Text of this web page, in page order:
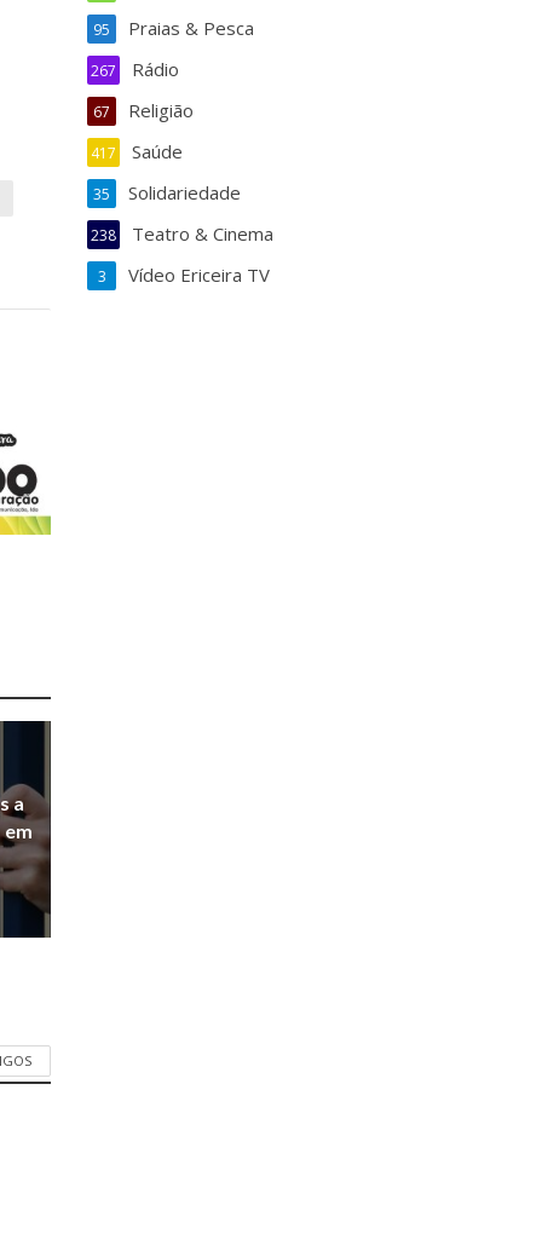
a
Praias & Pesca
95
Rádio
267
Religião
67
Saúde
417
Solidariedade
35
Teatro & Cinema
238
Vídeo Ericeira TV
3